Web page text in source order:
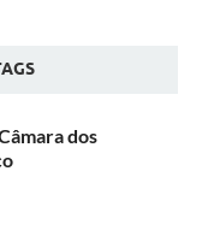
dos